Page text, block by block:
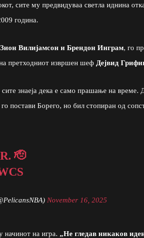
сите му предвидуваа светла иднина
година.
Зион Вилијамсон и Брендон Инграм, го
претходниот извршен шеф Дејвид
знаеја дека е само прашање на
постави Борего, но бил стопиран од
🫡
November 16, 2025
начинот на игра. „Не гледав никаков